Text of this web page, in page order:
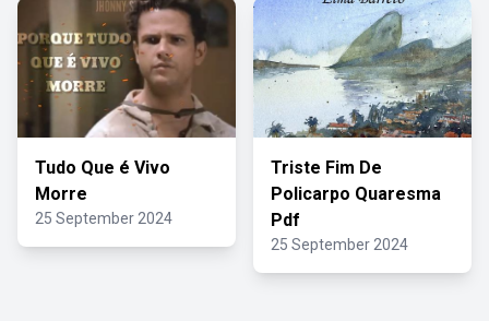
Tudo Que é Vivo
Morre
25 September 2024
Triste Fim De
Policarpo Quaresma
Pdf
25 September 2024